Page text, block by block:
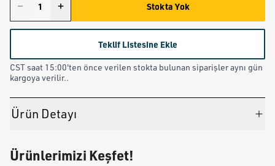
Stokta Yok
Teklif Listesine Ekle
CST saat 15:00'ten önce verilen stokta bulunan siparişler aynı gün
kargoya verilir..
Ürün Detayı
Ürünlerimizi Keşfet!